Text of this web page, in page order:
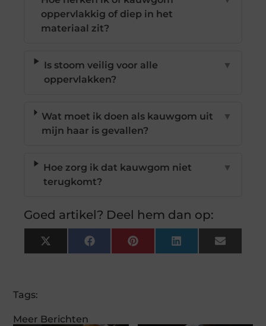
Meer Berichten
oppervlakkig of diep in het
materiaal zit?
Is stoom veilig voor alle
oppervlakken?
▼
Wat moet ik doen als kauwgom uit
mijn haar is gevallen?
▼
Hoe zorg ik dat kauwgom niet
terugkomt?
▼
Goed artikel? Deel hem dan op:
X
(Twitter)
FacebookPinterestLinkedInEmail
Tags: